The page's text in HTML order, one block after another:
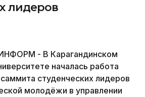
лидеров
- В Карагандинском
началась работа
студенческих лидеров
молодёжи в управлении